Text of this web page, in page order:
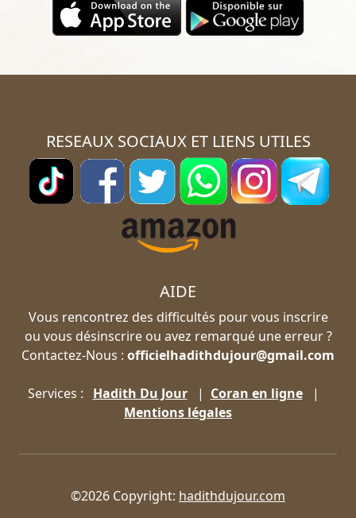
RESEAUX SOCIAUX ET LIENS UTILES
AIDE
Vous rencontrez des difficultés pour vous inscrire
ou vous désinscrire ou avez remarqué une erreur ?
Contactez-Nous : officielhadithdujour@gmail.com
Services : Hadith Du Jour| Coran en ligne|
Mentions légales
©2026 Copyright: hadithdujour.com